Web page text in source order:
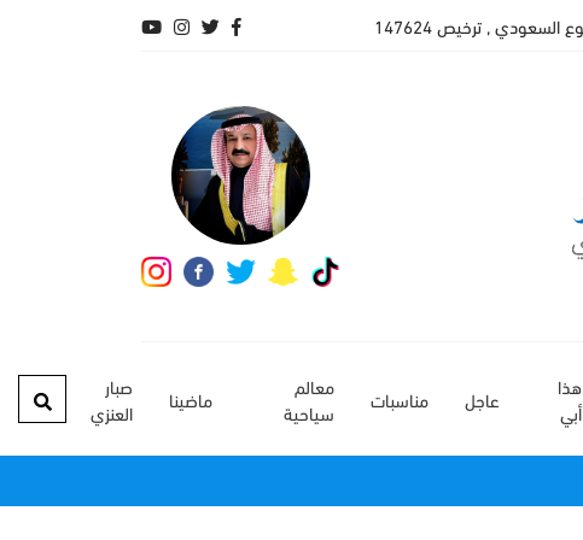
, ترخيص 147624
هذا
أبي
عاجل مناسبات
معالم
سياحية
ماضينا
صبار
العنزي